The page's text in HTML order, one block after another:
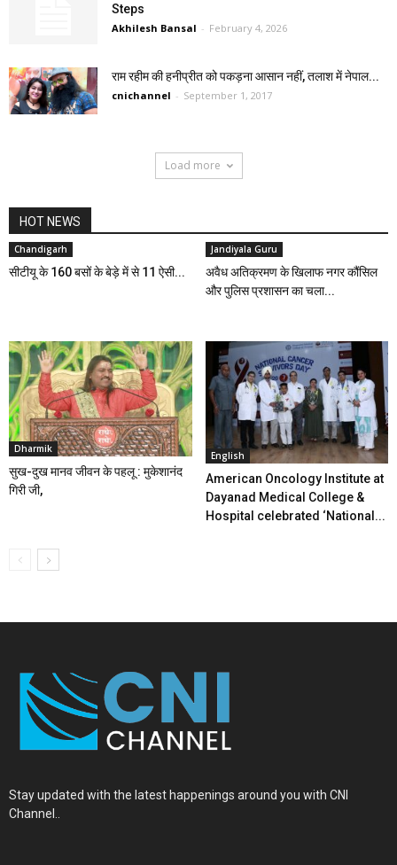
Steps
Akhilesh Bansal - February 4, 2026
राम रहीम की हनीप्रीत को पकड़ना आसान नहीं, तलाश में नेपाल...
cnichannel - September 1, 2017
Load more
HOT NEWS
Chandigarh
सीटीयू के 160 बसों के बेड़े में से 11 ऐसी...
Jandiyala Guru
अवैध अतिक्रमण के खिलाफ नगर कौंसिल
और पुलिस प्रशासन का चला...
Dharmik
सुख-दुख मानव जीवन के पहलू : मुकेशानंद
गिरी जी,
English
American Oncology Institute at
Dayanad Medical College &
Hospital celebrated ‘National...
Stay updated with the latest happenings around you with CNI
Channel..